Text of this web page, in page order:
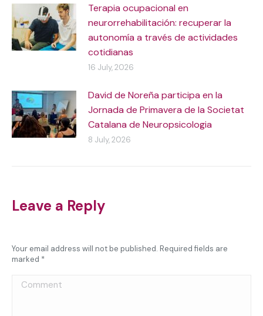
Terapia ocupacional en
neurorrehabilitación: recuperar la
autonomía a través de actividades
cotidianas
16 July, 2026
David de Noreña participa en la
Jornada de Primavera de la Societat
Catalana de Neuropsicologia
8 July, 2026
Leave a Reply
Your email address will not be published. Required fields are
marked *
Comment